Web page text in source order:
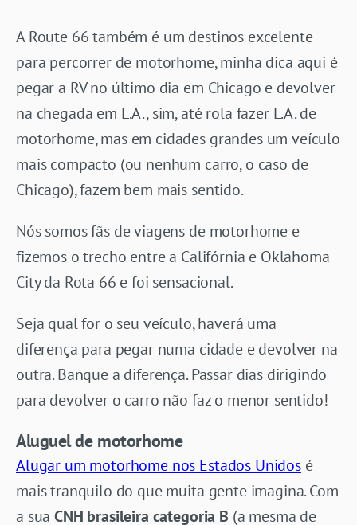
A Route 66 também é um destinos excelente
para percorrer de motorhome, minha dica aqui é
pegar a RV no último dia em Chicago e devolver
na chegada em L.A., sim, até rola fazer L.A. de
motorhome, mas em cidades grandes um veículo
mais compacto (ou nenhum carro, o caso de
Chicago), fazem bem mais sentido.
Nós somos fãs de viagens de motorhome e
fizemos o trecho entre a Califórnia e Oklahoma
City da Rota 66 e foi sensacional.
Seja qual for o seu veículo, haverá uma
diferença para pegar numa cidade e devolver na
outra. Banque a diferença. Passar dias dirigindo
para devolver o carro não faz o menor sentido!
Aluguel de motorhome
Alugar um motorhome nos Estados Unidosé
mais tranquilo do que muita gente imagina. Com
a suaCNH brasileira categoria B (a mesma de